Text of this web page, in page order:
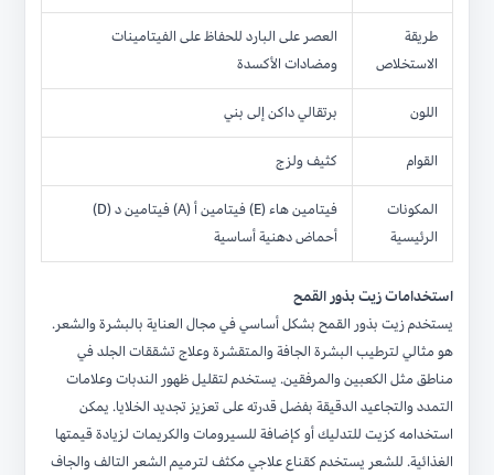
طريقة
الاستخلاص
العصر على البارد للحفاظ على الفيتامينات
ومضادات الأكسدة
اللون برتقالي داكن إلى بني
القوام كثيف ولزج
المكونات
الرئيسية
فيتامين هاء (E) فيتامين أ (A) فيتامين د (D)
أحماض دهنية أساسية
استخدامات زيت بذور القمح
يستخدم زيت بذور القمح بشكل أساسي في مجال العناية بالبشرة والشعر.
هو مثالي لترطيب البشرة الجافة والمتقشرة وعلاج تشققات الجلد في
مناطق مثل الكعبين والمرفقين. يستخدم لتقليل ظهور الندبات وعلامات
التمدد والتجاعيد الدقيقة بفضل قدرته على تعزيز تجديد الخلايا. يمكن
استخدامه كزيت للتدليك أو كإضافة للسيرومات والكريمات لزيادة قيمتها
الغذائية. للشعر يستخدم كقناع علاجي مكثف لترميم الشعر التالف والجاف